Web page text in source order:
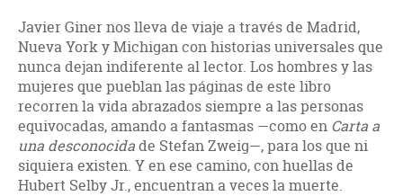
Javier Giner nos lleva de viaje a través de Madrid,
Nueva York y Michigan con historias universales que
nunca dejan indiferente al lector. Los hombres y las
mujeres que pueblan las páginas de este libro
recorren la vida abrazados siempre a las personas
equivocadas, amando a fantasmas —como en Carta a
una desconocidade Stefan Zweig—, para los que ni
siquiera existen. Y en ese camino, con huellas de
Hubert Selby Jr., encuentran a veces la muerte.